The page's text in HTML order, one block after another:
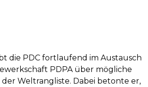
die PDC fortlaufend im Austausch
PDPA über mögliche
Weltrangliste. Dabei betonte er,